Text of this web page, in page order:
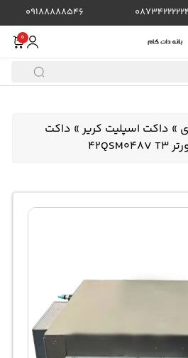
09188888546
0
» داکت اسپلیت کریر» داکت